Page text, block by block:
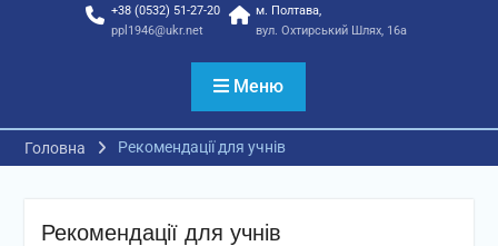
+38 (0532) 51-27-20
ppl1946@ukr.net
м. Полтава,
вул. Охтирський Шлях, 16а
Меню
Головна Рекомендації для учнів
Рекомендації для учнів